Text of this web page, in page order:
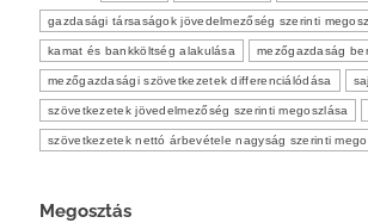
gazdasági társaságok jövedelmezőség szerinti
kamat és bankköltség alakulása mezőgazdaság
mezőgazdasági szövetkezetek differenciálódása
szövetkezetek jövedelmezőség szerinti megoszlása
szövetkezetek nettó árbevétele nagyság szerinti
Megosztás